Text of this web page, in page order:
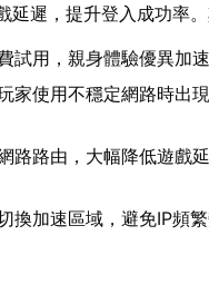
延遲，提升登入成功率
試用，親身體驗優異加
家使用不穩定網路時出
路路由，大幅降低遊戲
換加速區域，避免IP頻